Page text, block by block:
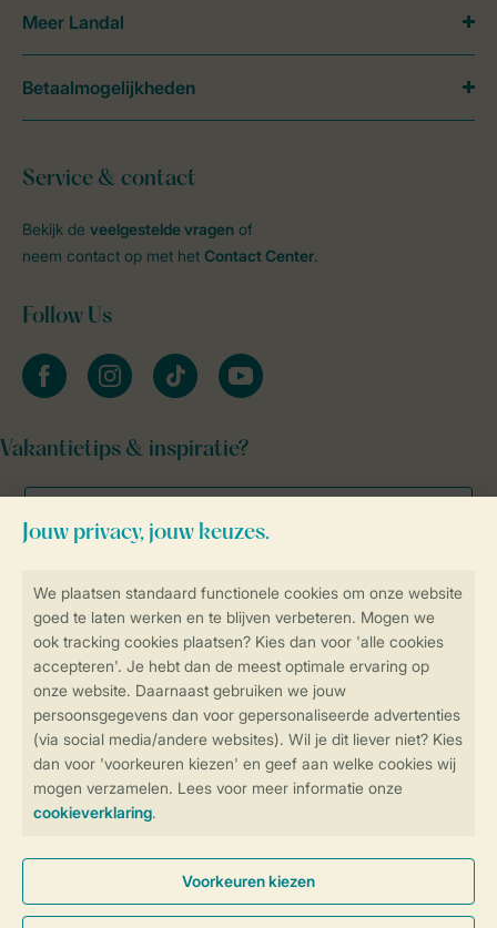
Controle over jouw gegevens &
Instellingen wijzigen
Veilig en snel online boeken
Veilige gegevensoverdracht
Veilige betaling
Service & contact
Bekijk de veelgestelde vragen of
neem contact op met het Contact Center.
Follow Us
facebookinstagramtiktok youtube
Vakantietips & inspiratie?
Meer Landal
Betaalmogelijkheden